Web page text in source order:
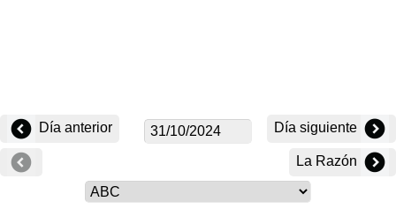
Día anterior Día siguiente
La Razón